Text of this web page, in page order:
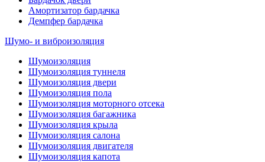
Амортизатор бардачка
Демпфер бардачка
Шумо- и виброизоляция
Шумоизоляция
Шумоизоляция туннеля
Шумоизоляция двери
Шумоизоляция пола
Шумоизоляция моторного отсека
Шумоизоляция багажника
Шумоизоляция крыла
Шумоизоляция салона
Шумоизоляция двигателя
Шумоизоляция капота